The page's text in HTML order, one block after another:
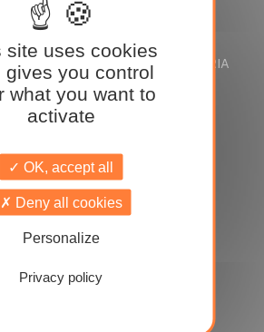
Parc Edonia Rue de la Terre VICTORIA
site uses cookies
gives you control
what you want to
activate
OK, accept all
Deny all cookies
Personalize
Privacy policy